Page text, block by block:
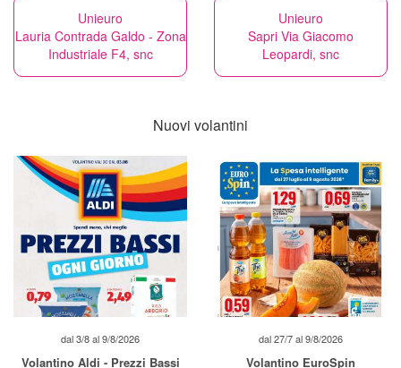
Unieuro
Lauria Contrada Galdo - Zona
Industriale F4, snc
Unieuro
Sapri Via Giacomo
Leopardi, snc
Nuovi volantini
dal 3/8 al 9/8/2026
Volantino Aldi - Prezzi Bassi
dal 27/7 al 9/8/2026
Volantino EuroSpin